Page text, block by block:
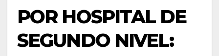
POR HOSPITAL DE
SEGUNDO NIVEL: